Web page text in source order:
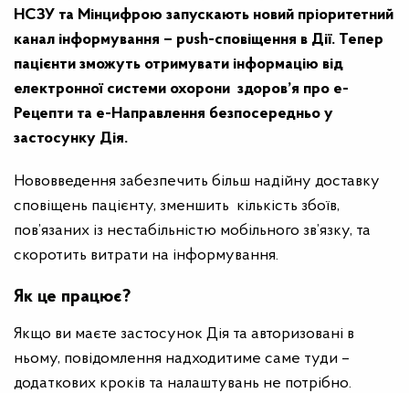
НСЗУ та Мінцифрою запускають новий пріоритетний
канал інформування – push-сповіщення в Дії. Тепер
пацієнти зможуть отримувати інформацію від
електронної системи охорони здоров’я про е-
Рецепти та е-Направлення безпосередньо у
застосунку Дія.
Нововведення забезпечить більш надійну доставку
сповіщень пацієнту, зменшить кількість збоїв,
пов’язаних із нестабільністю мобільного зв’язку, та
скоротить витрати на інформування.
Як це працює?
Якщо ви маєте застосунок Дія та авторизовані в
ньому, повідомлення надходитиме саме туди –
додаткових кроків та налаштувань не потрібно.